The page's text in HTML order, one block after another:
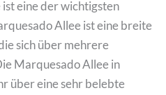
eine der wichtigsten
Allee ist eine breite
sich über mehrere
Marquesado Allee in
über eine sehr belebte